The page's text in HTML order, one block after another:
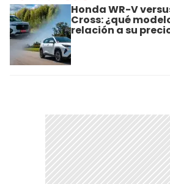
Honda WR-V
Cross: ¿qué
relación a su